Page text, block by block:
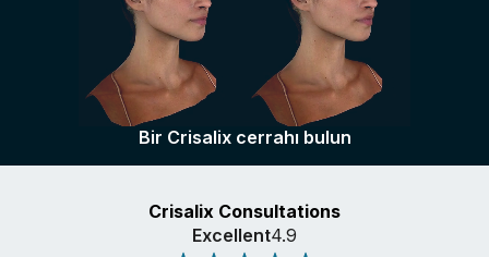
Cerrah ana sayfası
3D İş Platformu
Planlar
Hasta incelemeleri
Bir Crisalix cerrahı bulun
Crisalix Consultations
Excellent4.9